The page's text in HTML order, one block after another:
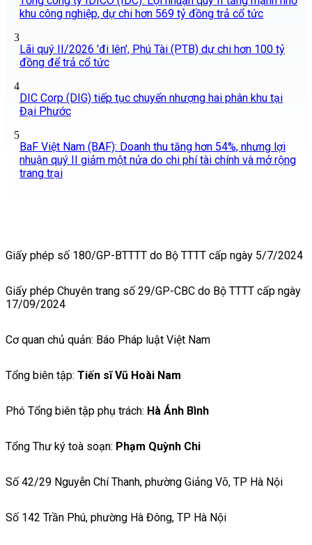
khu công nghiệp, dự chi hơn 569 tỷ đồng trả cổ tức
3
Lãi quý II/2026 'đi lên', Phú Tài (PTB) dự chi hơn 100 tỷ
đồng để trả cổ tức
4
DIC Corp (DIG) tiếp tục chuyển nhượng hai phân khu tại
Đại Phước
5
BaF Việt Nam (BAF): Doanh thu tăng hơn 54%, nhưng lợi
nhuận quý II giảm một nửa do chi phí tài chính và mở rộng
trang trại
Giấy phép số 180/GP-BTTTT do Bộ TTTT cấp ngày 5/7/2024
Giấy phép Chuyên trang số 29/GP-CBC do Bộ TTTT cấp ngày
17/09/2024
Cơ quan chủ quản: Báo Pháp luật Việt Nam
Tổng biên tập: Tiến sĩ Vũ Hoài Nam
Phó Tổng biên tập phụ trách: Hà Ánh Bình
Tổng Thư ký toà soạn: Phạm Quỳnh Chi
Số 42/29 Nguyễn Chí Thanh, phường Giảng Võ, TP Hà Nội
Số 142 Trần Phú, phường Hà Đông, TP Hà Nội